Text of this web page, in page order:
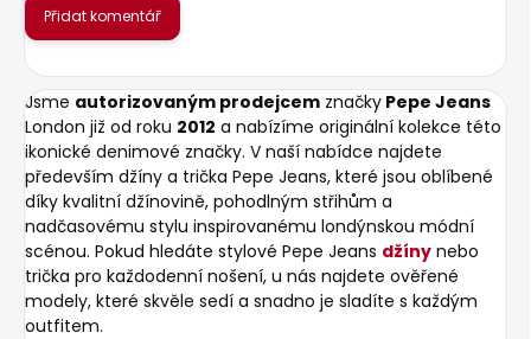
Přidat komentář
Jsme autorizovaným prodejcem značky Pepe Jeans
London již od roku 2012 a nabízíme originální kolekce této
ikonické denimové značky. V naší nabídce najdete
především džíny a trička Pepe Jeans, které jsou oblíbené
díky kvalitní džínovině, pohodlným střihům a
nadčasovému stylu inspirovanému londýnskou módní
scénou. Pokud hledáte stylové Pepe Jeans džíny nebo
trička pro každodenní nošení, u nás najdete ověřené
modely, které skvěle sedí a snadno je sladíte s každým
outfitem.